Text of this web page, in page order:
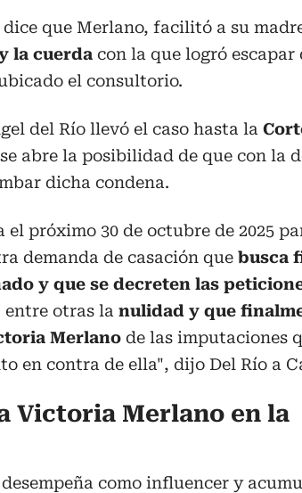
que Merlano, facilitó a su
la cuerda con la que logró escapar
el consultorio.
del Río llevó el caso hasta la
abre la posibilidad de que con la
dicha condena.
el próximo 30 de octubre de 2025
demanda de casación que busca
y que se decreten las
entre otras la nulidad y que
Merlano de las imputaciones
en contra de ella", dijo Del Río a
Victoria Merlano en la
como influencer y